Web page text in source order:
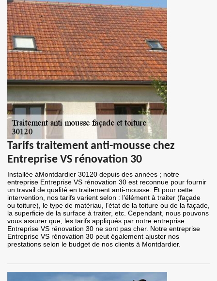
Tarifs traitement anti-mousse chez
Entreprise VS rénovation 30
Installée àMontdardier 30120 depuis des années ; notre
entreprise Entreprise VS rénovation 30 est reconnue pour fournir
un travail de qualité en traitement anti-mousse. Et pour cette
intervention, nos tarifs varient selon : l’élément à traiter (façade
ou toiture), le type de matériau, l’état de la toiture ou de la façade,
la superficie de la surface à traiter, etc. Cependant, nous pouvons
vous assurer que, les tarifs appliqués par notre entreprise
Entreprise VS rénovation 30 ne sont pas cher. Notre entreprise
Entreprise VS rénovation 30 peut également ajuster nos
prestations selon le budget de nos clients à Montdardier.